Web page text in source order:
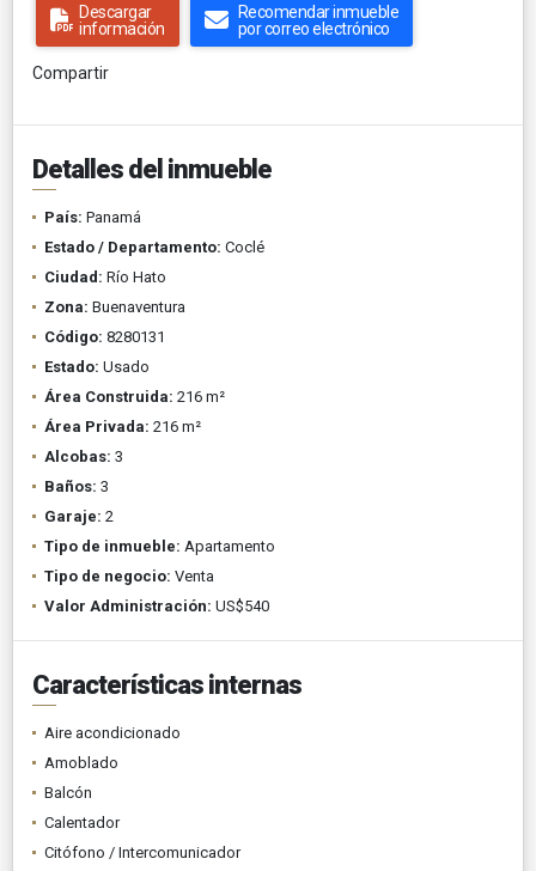
Descargar
información
Recomendar inmueble
por correo electrónico
Compartir
Detalles del inmueble
País: Panamá
Estado / Departamento: Coclé
Ciudad: Río Hato
Zona: Buenaventura
Código: 8280131
Estado: Usado
Área Construida: 216 m²
Área Privada: 216 m²
Alcobas: 3
Baños: 3
Garaje: 2
Tipo de inmueble: Apartamento
Tipo de negocio: Venta
Valor Administración: US$540
Características internas
Aire acondicionado
Amoblado
Balcón
Calentador
Citófono / Intercomunicador